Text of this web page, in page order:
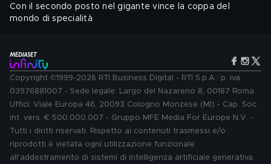
Con il secondo posto nel gigante vince la coppa del
mondo di specialità
Copyright ©1999-2026 RTI Business Digital - RTI S.p.A.: p. iva
03976881007 - Sede legale: Largo del Nazareno 8, 00187 Roma.
Uffici: Viale Europa 46, 20093 Cologno Monzese (MI) - Cap. Soc.
int. vers. € 500.000.007 - Gruppo MFE Media For Europe N.V. -
Tutti i diritti riservati. Rispetto ai contenuti trasmessi e/o
riprodotti è vietata ogni utilizzazione funzionale
all'addestramento di sistemi di intelligenza artificiale generativa.